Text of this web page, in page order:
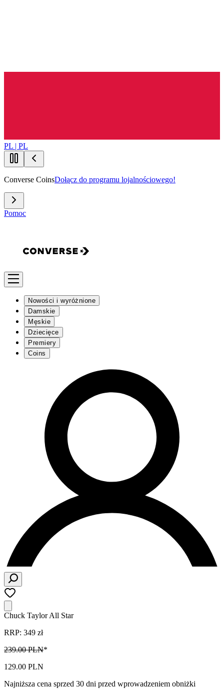
PL | PL
Converse CoinsDołącz do programu lojalnościowego!
Pomoc
Nowości i wyróżnione
Damskie
Męskie
Dziecięce
Premiery
Coins
Chuck Taylor All Star
RRP: 349 zł
239.00 PLN*
129.00 PLN
Najniższa cena sprzed 30 dni przed wprowadzeniem obniżki